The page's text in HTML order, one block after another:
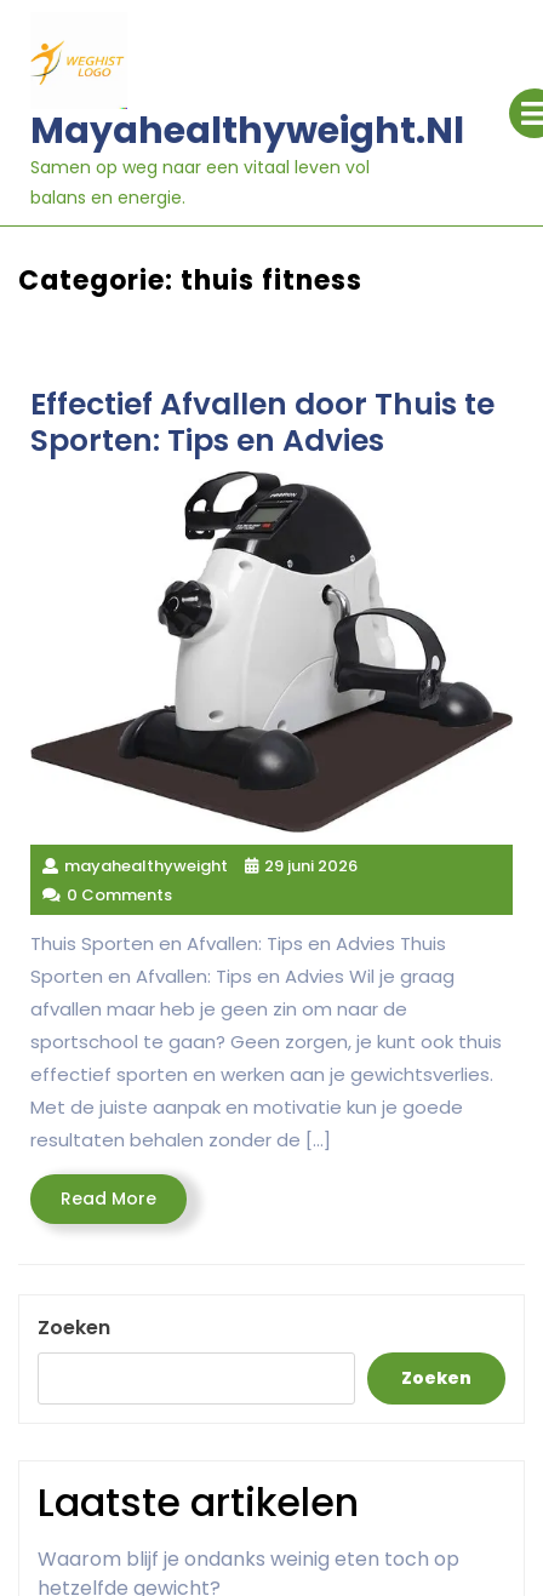
naar
inhoud
Mayahealthyweight.nl
Samen op weg naar een vitaal leven vol
balans en energie.
Categorie: thuis fitness
Effectief Afvallen door Thuis te
Sporten: Tips en Advies
mayahealthyweight
29 juni 2026
0 Comments
Thuis Sporten en Afvallen: Tips en Advies Thuis
Sporten en Afvallen: Tips en Advies Wil je graag
afvallen maar heb je geen zin om naar de
sportschool te gaan? Geen zorgen, je kunt ook thuis
effectief sporten en werken aan je gewichtsverlies.
Met de juiste aanpak en motivatie kun je goede
resultaten behalen zonder de […]
Read MoreRead
More
Zoeken
Zoeken
Laatste artikelen
Waarom blijf je ondanks weinig eten toch op
hetzelfde gewicht?